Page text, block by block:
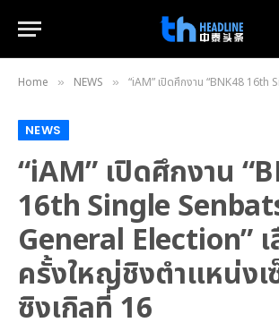
Home » NEWS » “iAM” เปิดศึกงาน “BNK48 16th Single Senbatsu General Election”
NEWS
“iAM” เปิดศึกงาน
16th Single
General Election”
ครั้งใหญ่ชิงตำแหน่ง
ซิงเกิลที่ 16